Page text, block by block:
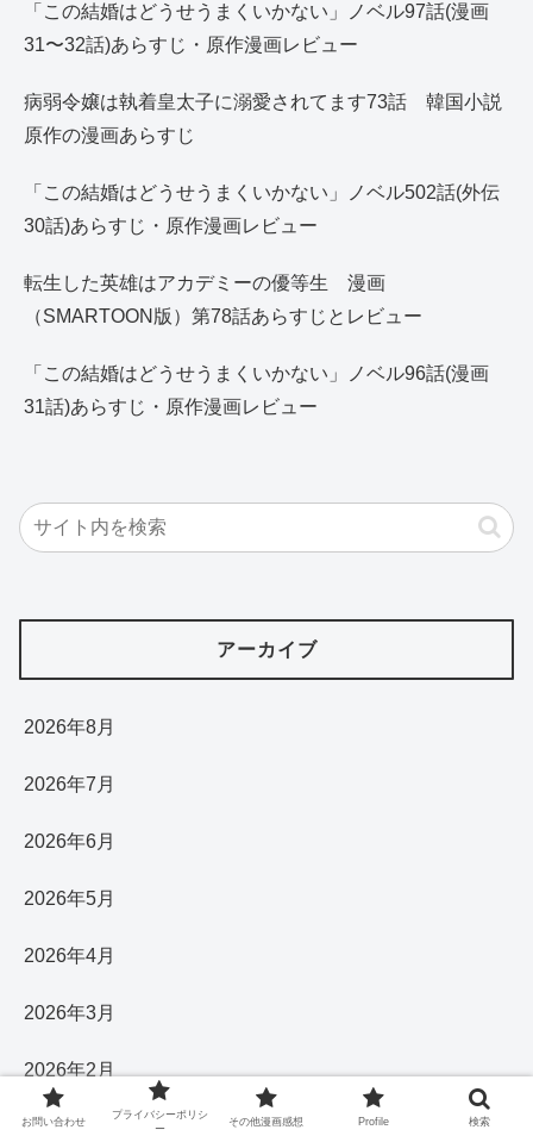
「この結婚はどうせうまくいかない」ノベル97話(漫画
31〜32話)あらすじ・原作漫画レビュー
病弱令嬢は執着皇太子に溺愛されてます73話 韓国小説
原作の漫画あらすじ
「この結婚はどうせうまくいかない」ノベル502話(外伝
30話)あらすじ・原作漫画レビュー
転生した英雄はアカデミーの優等生 漫画
（SMARTOON版）第78話あらすじとレビュー
「この結婚はどうせうまくいかない」ノベル96話(漫画
31話)あらすじ・原作漫画レビュー
アーカイブ
2026年8月
2026年7月
2026年6月
2026年5月
2026年4月
2026年3月
2026年2月
2026年1月
お問い合わせ
プライバシーポリシ
ー
その他漫画感想 Profile 検索